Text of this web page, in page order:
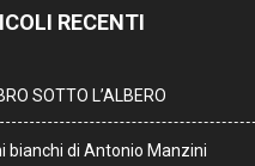
RECENTI
SOTTO L’ALBERO
bianchi di Antonio Manzini